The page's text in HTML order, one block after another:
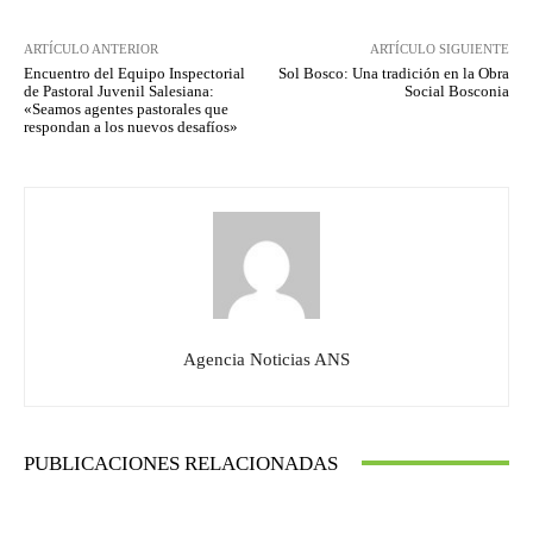
ARTÍCULO ANTERIOR
Encuentro del Equipo Inspectorial
de Pastoral Juvenil Salesiana:
«Seamos agentes pastorales que
respondan a los nuevos desafíos»
ARTÍCULO SIGUIENTE
Sol Bosco: Una tradición en la Obra
Social Bosconia
Agencia Noticias ANS
PUBLICACIONES RELACIONADAS